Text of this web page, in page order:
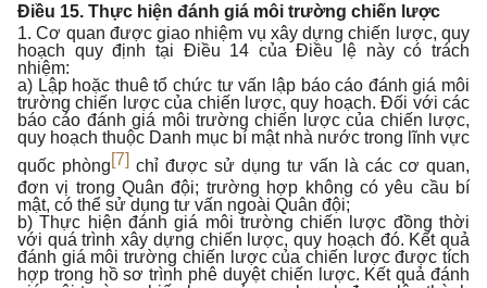
Điều 15. Thực hiện đánh giá môi trường chiến lược
1. Cơ quan được giao nhiệm vụ xây dựng chiến lược, quy
hoạch quy định tại Điều 14 của Điều lệ này có trách
nhiệm:
a) Lập hoặc thuê tổ chức tư vấn lập báo cáo đánh giá môi
trường chiến lược của chiến lược, quy hoạch. Đối với các
báo cáo đánh giá môi trường chiến lược của chiến lược,
quy hoạch thuộc Danh mục bí mật nhà nước trong lĩnh vực
quốc phòng[7] chỉ được sử dụng tư vấn là các cơ quan,
đơn vị trong Quân đội; trường hợp không có yêu cầu bí
mật, có thể sử dụng tư vấn ngoài Quân đội;
b) Thực hiện đánh giá môi trường chiến lược đồng thời
với quá trình xây dựng chiến lược, quy hoạch đó. Kết quả
đánh giá môi trường chiến lược của chiến lược được tích
hợp trong hồ sơ trình phê duyệt chiến lược. Kết quả đánh